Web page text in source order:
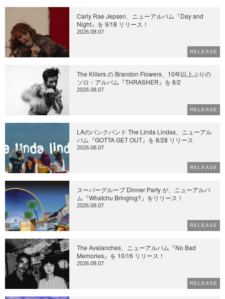
Carly Rae Jepsen、ニューアルバム『Day and
Night』を 9/18 リリース！
2026.08.07
RELEASE
The Killers の Brandon Flowers、10年以上ぶりの
ソロ・アルバム『THRASHER』を 8/2
2026.08.07
RELEASE
LAのパンクバンド The Linda Lindas、ニューアル
バム『GOTTA GET OUT』を 8/28 リリース
2026.08.07
RELEASE
スーパーグループ Dinner Party が、ニューアルバ
ム『Whatchu Bringing?』をリリース！
2026.08.07
RELEASE
The Avalanches、ニューアルバム『No Bad
Memories』を 10/16 リリース！
2026.08.07
RELEASE